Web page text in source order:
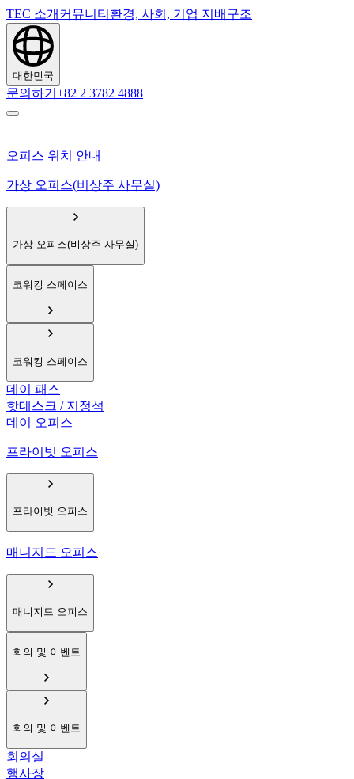
TEC 소개 커뮤니티 환경, 사회, 기업 지배구조
대한민국
문의하기 +82 2 3782 4888
오피스 위치 안내
가상 오피스(비상주 사무실)
가상 오피스(비상주 사무실)
코워킹 스페이스
코워킹 스페이스
데이 패스
핫데스크 / 지정석
데이 오피스
프라이빗 오피스
프라이빗 오피스
매니지드 오피스
매니지드 오피스
회의 및 이벤트
회의 및 이벤트
회의실
행사장